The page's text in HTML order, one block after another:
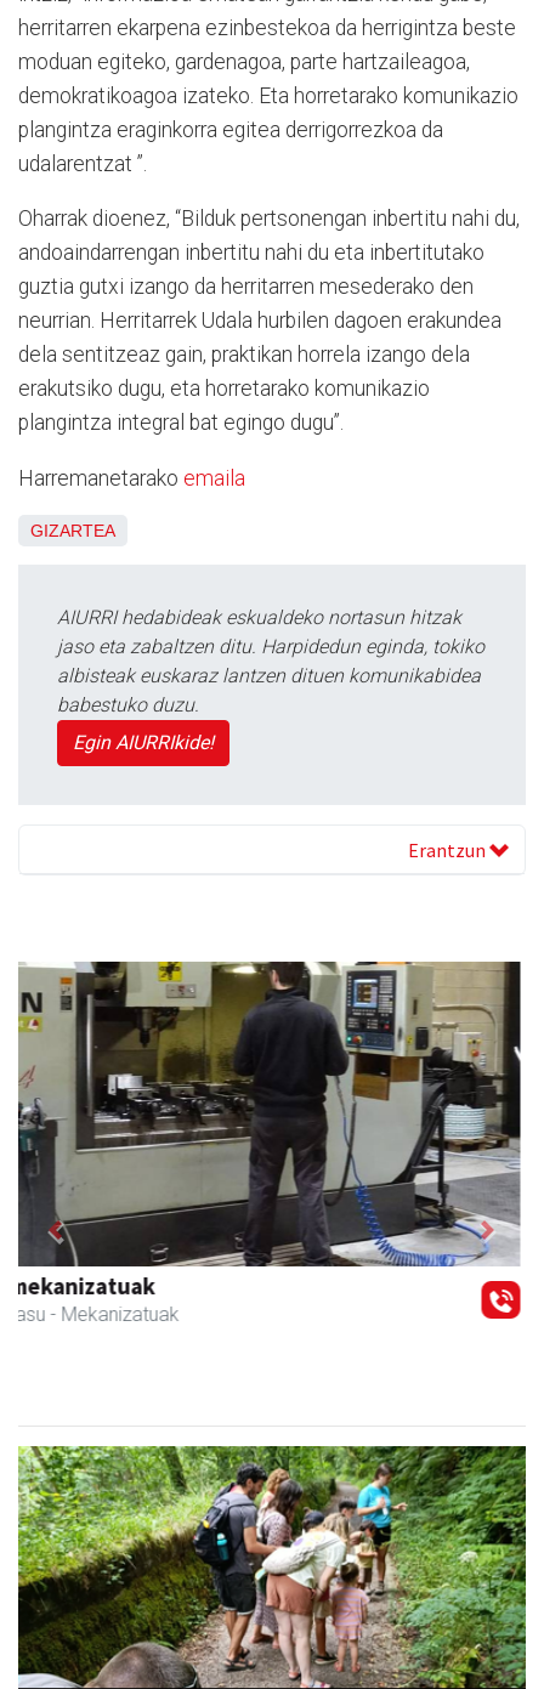
herritarren ekarpena ezinbestekoa da herrigintza beste
moduan egiteko, gardenagoa, parte hartzaileagoa,
demokratikoagoa izateko. Eta horretarako komunikazio
plangintza eraginkorra egitea derrigorrezkoa da
udalarentzat ”.
Oharrak dioenez, “Bilduk pertsonengan inbertitu nahi du,
andoaindarrengan inbertitu nahi du eta inbertitutako
guztia gutxi izango da herritarren mesederako den
neurrian. Herritarrek Udala hurbilen dagoen erakundea
dela sentitzeaz gain, praktikan horrela izango dela
erakutsiko dugu, eta horretarako komunikazio
plangintza integral bat egingo dugu”.
Harremanetarako emaila
GIZARTEA
AIURRI hedabideak eskualdeko nortasun hitzak
jaso eta zabaltzen ditu. Harpidedun eginda, tokiko
albisteak euskaraz lantzen dituen komunikabidea
babestuko duzu.
Egin AIURRIkide!
Erantzun
Sahatsa belar-denda eta dietetika zentrua
Amasa-Villabona - Belar-denda
Previous Next